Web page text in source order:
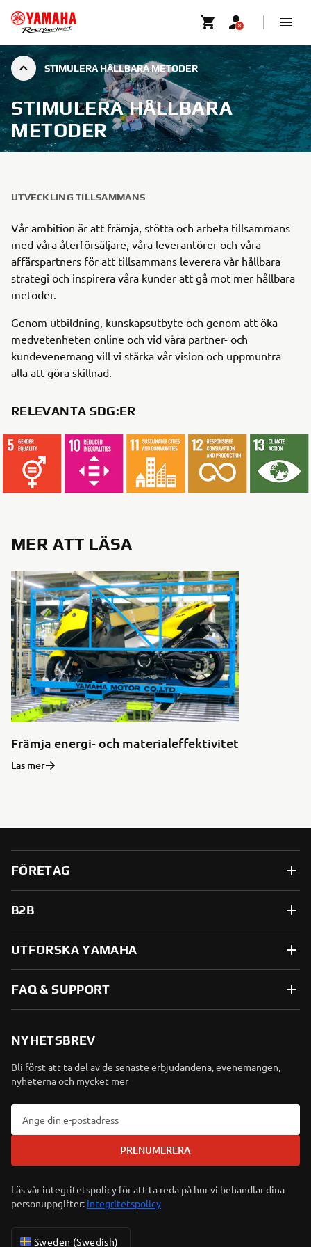
STIMULERA HÅLLBARA METODER
STIMULERA HÅLLBARA
METODER
UTVECKLING TILLSAMMANS
Vår ambition är att främja, stötta och arbeta tillsammans
med våra återförsäljare, våra leverantörer och våra
affärspartners för att tillsammans leverera vår hållbara
strategi och inspirera våra kunder att gå mot mer hållbara
metoder.
Genom utbildning, kunskapsutbyte och genom att öka
medvetenheten online och vid våra partner- och
kundevenemang vill vi stärka vår vision och uppmuntra
alla att göra skillnad.
RELEVANTA SDG:ER
MER ATT LÄSA
Främja energi- och materialeffektivitet
Läs mer
FÖRETAG
B2B
UTFORSKA YAMAHA
FAQ & SUPPORT
NYHETSBREV
Bli först att ta del av de senaste erbjudandena, evenemangen,
nyheterna och mycket mer
PRENUMERERA
Läs vår integritetspolicy för att ta reda på hur vi behandlar dina
personuppgifter: Integritetspolicy
Sweden (Swedish)